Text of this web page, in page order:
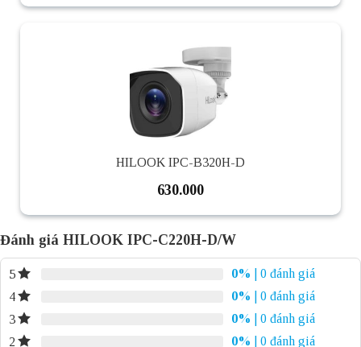
HILOOK IPC-B320H-D
630.000
Đánh giá HILOOK IPC-C220H-D/W
5 0%
| 0 đánh giá
4
0%
| 0 đánh giá
3
0%
| 0 đánh giá
2
0%
| 0 đánh giá